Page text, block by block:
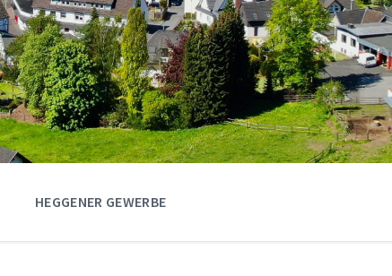
HEGGENER GEWERBE